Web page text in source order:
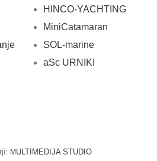
HINCO-YACHTING
MiniCatamaran
SOL-marine
aSc URNIKI
M ULTIMEDIJA STUDIO